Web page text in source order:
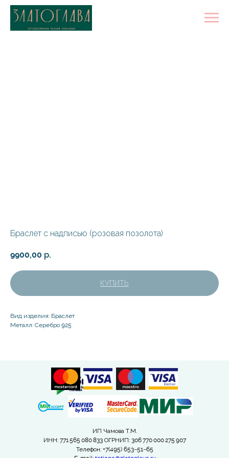
Браслет с надписью (розовая позолота)
9900,00 р.
КУПИТЬ
Вид изделия: Браслет
Металл: Серебро 925
ИП Чамова Т.М.
ИНН: 771 565 080 833 ОГРНИП: 306 770 000 275 907
Телефон: +7(495) 653−51−65